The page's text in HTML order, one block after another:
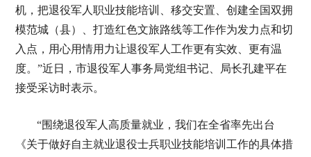
机，把退役军人职业技能培训、移交安置、创建全国双拥
模范城（县）、打造红色文旅路线等工作作为发力点和切
入点，用心用情用力让退役军人工作更有实效、更有温
度。”近日，市退役军人事务局党组书记、局长孔建平在
接受采访时表示。
“围绕退役军人高质量就业，我们在全省率先出台
《关于做好自主就业退役士兵职业技能培训工作的具体措